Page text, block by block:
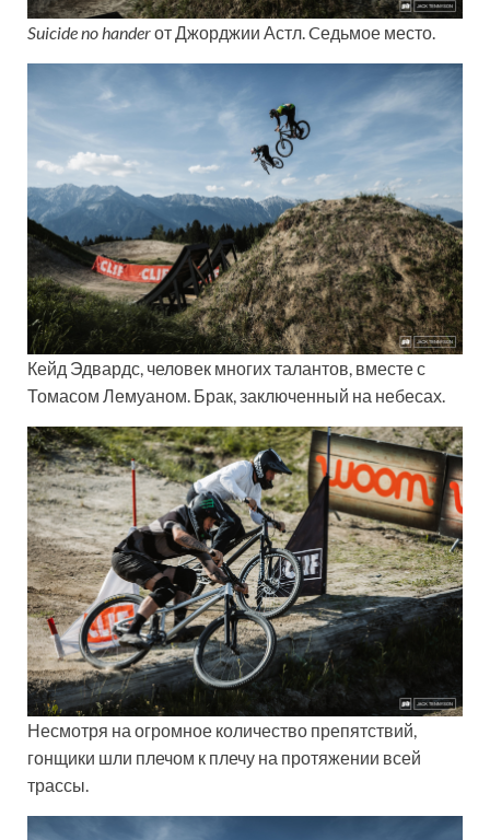
Suicide no handerот Джорджии Астл. Cедьмое место.
Кейд Эдвардс, человек многих талантов, вместе с
Томасом Лемуаном. Брак, заключенный на небесах.
Несмотря на огромное количество препятствий,
гонщики шли плечом к плечу на протяжении всей
трассы.